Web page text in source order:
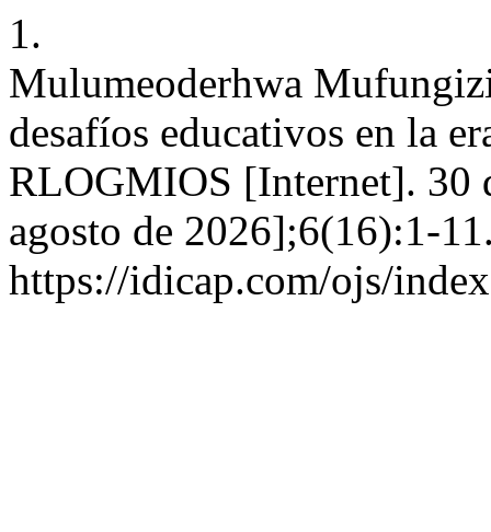
1.
Mulumeoderhwa
desafíos educativos en la
RLOGMIOS [Internet]. 30
agosto de 2026];6(16):1-
https://idicap.com/ojs/